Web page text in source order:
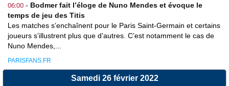
06:00 - Bodmer fait l’éloge de Nuno Mendes et évoque le
temps de jeu des Titis
Les matches s’enchaînent pour le Paris Saint-Germain et certains
joueurs s’illustrent plus que d’autres. C’est notamment le cas de
Nuno Mendes,...
PARISFANS.FR
Samedi 26 février 2022